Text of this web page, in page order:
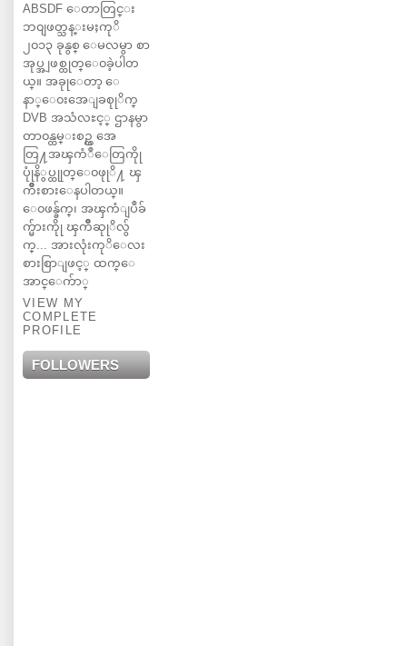
ABSDF ေတာတြင္း
ဘ၀ျဖတ္သန္းမႈကုိ
၂၀၁၃ ခုနွစ္ ေမလမွာ စာ
အုပ္အျဖစ္ထုတ္ေ၀ခဲ့ပါတ
ယ္။ အခုုေတာ့ ေ
နာ္ေ၀းအေျခစုုိက္
DVB အသံလႊင့္ ဌာနမွာ
တာ၀န္ထမ္းစဥ္က အေ
တြ႔အၾကံဳေတြကိုု
ပုုံနိွပ္ထုုတ္ေ၀ဖုုိ႔ ၾ
ကိဳးစားေနပါတယ္။
ေ၀ဖန္ခ်က္၊ အၾကံျပဳခ်
က္မ်ားကိုု ၾကိဳဆုုိလ်ွ
က္... အားလုံးကုိေလး
စားစြာျဖင့္ ထက္ေ
အာင္ေက်ာ္
VIEW MY
COMPLETE
PROFILE
FOLLOWERS